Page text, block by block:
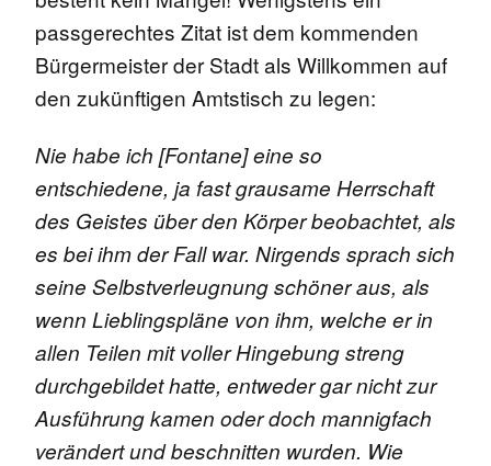
passgerechtes Zitat ist dem kommenden
Bürgermeister der Stadt als Willkommen auf
den zukünftigen Amtstisch zu legen:
Nie habe ich [Fontane] eine so
entschiedene, ja fast grausame Herrschaft
des Geistes über den Körper beobachtet, als
es bei ihm der Fall war. Nirgends sprach sich
seine Selbstverleugnung schöner aus, als
wenn Lieblingspläne von ihm, welche er in
allen Teilen mit voller Hingebung streng
durchgebildet hatte, entweder gar nicht zur
Ausführung kamen oder doch mannigfach
verändert und beschnitten wurden. Wie